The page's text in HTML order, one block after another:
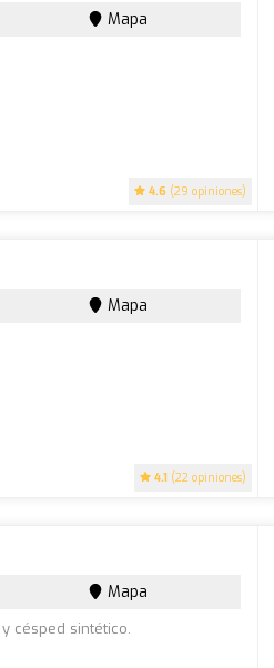
4.6 (29 opiniones)
Mapa
4.1 (22 opiniones)
Mapa
Mapa
césped sintético.